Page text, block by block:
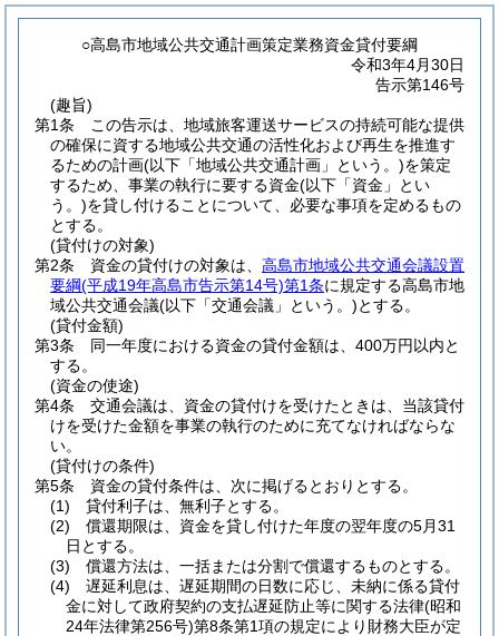
○高島市地域公共交通計画策定業務資金貸付要綱
令和3年4月30日
告示第146号
(趣旨)
第1条
この告示は、地域旅客運送サービスの持続可能な提供
の確保に資する地域公共交通の活性化および再生を推進す
るための計画(以下「地域公共交通計画」という。)を策定
するため、事業の執行に要する資金(以下「資金」とい
う。)を貸し付けることについて、必要な事項を定めるもの
とする。
(貸付けの対象)
第2条
資金の貸付けの対象は、 高島市地域公共交通会議設置
要綱(平成19年高島市告示第14号)第1条に規定する高島市地
域公共交通会議(以下「交通会議」という。)とする。
(貸付金額)
第3条
同一年度における資金の貸付金額は、400万円以内と
する。
(資金の使途)
第4条
交通会議は、資金の貸付けを受けたときは、当該貸付
けを受けた金額を事業の執行のために充てなければならな
い。
(貸付けの条件)
第5条
資金の貸付条件は、次に掲げるとおりとする。
(1)
貸付利子は、無利子とする。
(2)
償還期限は、資金を貸し付けた年度の翌年度の5月31
日とする。
(3)
償還方法は、一括または分割で償還するものとする。
(4)
遅延利息は、遅延期間の日数に応じ、未納に係る貸付
金に対して政府契約の支払遅延防止等に関する法律(昭和
24年法律第256号)第8条第1項の規定により財務大臣が定